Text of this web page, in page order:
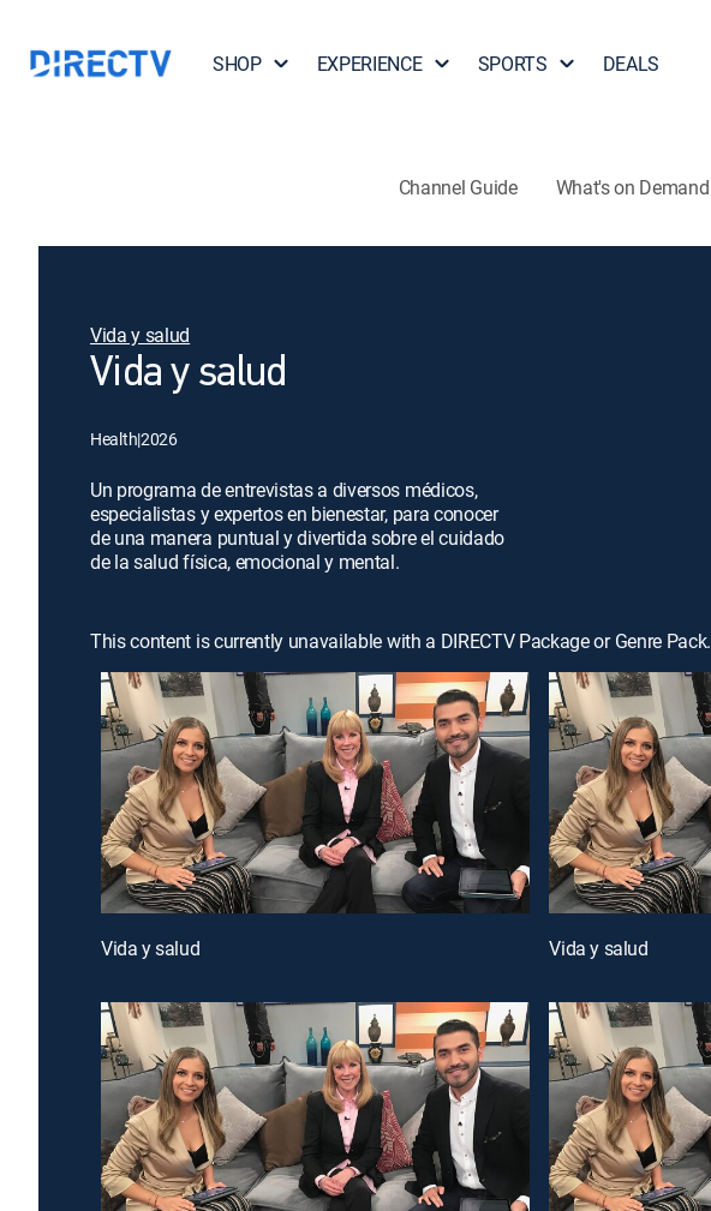
SHOP EXPERIENCE SPORTS DEALS
Channel Guide What's on Demand
Vida y salud
Vida y salud
Health|2026
Un programa de entrevistas a diversos médicos,
especialistas y expertos en bienestar, para conocer
de una manera puntual y divertida sobre el cuidado
de la salud física, emocional y mental.
This content is currently unavailable with a DIRECTV Package or Genre Pack.
Vida y salud Vida y salud